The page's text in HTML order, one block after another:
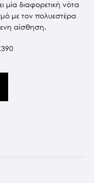
μία διαφορετική νότα
με τον πολυεστέρα
αίσθηση.